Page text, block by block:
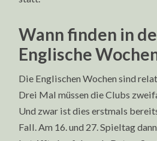
Wann finden in
Englische
Die Englischen Wochen sind
Drei Mal müssen die Clubs
Und zwar ist dies erstmals
Fall. Am 16. und 27. Spieltag